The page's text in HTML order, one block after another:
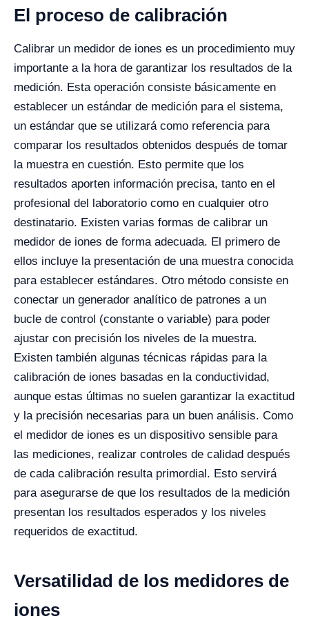
El proceso de calibración
Calibrar un medidor de iones es un procedimiento muy
importante a la hora de garantizar los resultados de la
medición. Esta operación consiste básicamente en
establecer un estándar de medición para el sistema,
un estándar que se utilizará como referencia para
comparar los resultados obtenidos después de tomar
la muestra en cuestión. Esto permite que los
resultados aporten información precisa, tanto en el
profesional del laboratorio como en cualquier otro
destinatario. Existen varias formas de calibrar un
medidor de iones de forma adecuada. El primero de
ellos incluye la presentación de una muestra conocida
para establecer estándares. Otro método consiste en
conectar un generador analítico de patrones a un
bucle de control (constante o variable) para poder
ajustar con precisión los niveles de la muestra.
Existen también algunas técnicas rápidas para la
calibración de iones basadas en la conductividad,
aunque estas últimas no suelen garantizar la exactitud
y la precisión necesarias para un buen análisis. Como
el medidor de iones es un dispositivo sensible para
las mediciones, realizar controles de calidad después
de cada calibración resulta primordial. Esto servirá
para asegurarse de que los resultados de la medición
presentan los resultados esperados y los niveles
requeridos de exactitud.
Versatilidad de los medidores de
iones